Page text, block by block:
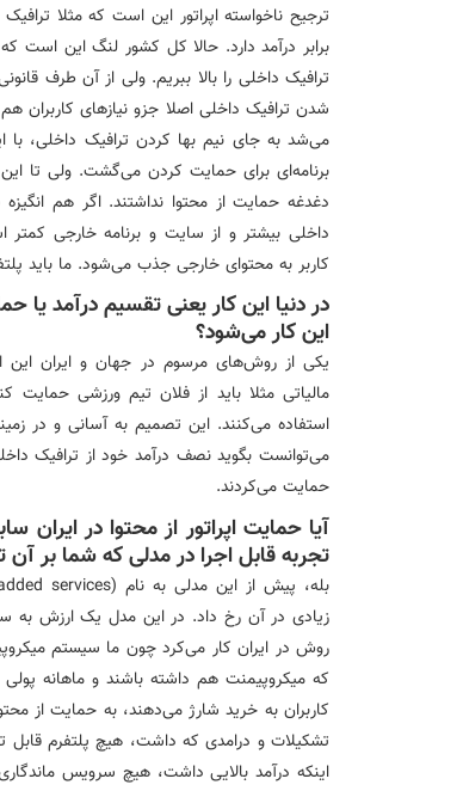
ترجیح ناخواسته اپراتور این است که مثلا
برابر درآمد دارد. حالا کل کشور لنگ این است
ترافیک داخلی را بالا ببریم. ولی از آن طرف
شدن ترافیک داخلی اصلا جزو نیازهای کاربران
برنامه‌ای برای حمایت کردن می‌گشت. ولی تا این
دغدغه حمایت از محتوا نداشتند. اگر هم
داخلی بیشتر و از سایت و برنامه خارجی کمتر
کاربر به محتوای خارجی جذب می‌شود. ما باید
در دنیا این کار یعنی تقسیم درآمد یا
این کار می‌شود؟
یکی از روش‌های مرسوم در جهان و ایران
مالیاتی مثلا باید از فلان تیم ورزشی
استفاده می‌کنند. این تصمیم به آسانی و در
می‌توانست بگوید نصف درآمد خود از ترافیک
حمایت می‌کردند.
آیا حمایت اپراتور از محتوا در
تجربه قابل اجرا در مدلی که شما بر
زیادی در آن رخ داد. در این مدل یک ارزش به
روش در ایران کار می‌کرد چون ما سیستم
که میکروپیمنت هم داشته باشند و ماهانه
تشکیلات و درامدی که داشت، هیچ پلتفرم قابل
اینکه درآمد بالایی داشت، هیچ سرویس